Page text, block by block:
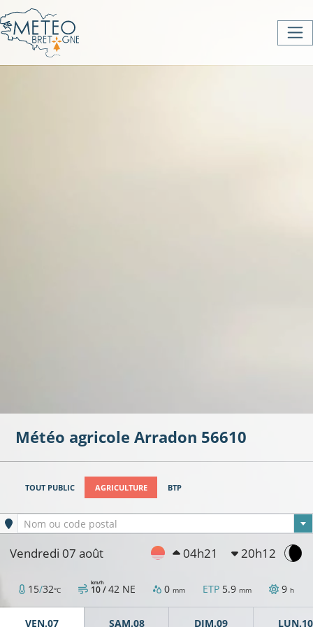
Météo agricole Arradon 56610
TOUT PUBLIC AGRICULTURE BTP
Ville sélectionnée
Nom ou code postal
Vendredi 07 août 04h21 20h12
15/32°C 10 /
km/h 42 NE 0 mm ETP 5.9 mm 9 h
VEN.07 SAM.08 DIM.09 LUN.10